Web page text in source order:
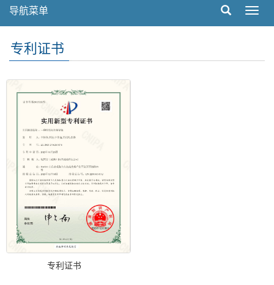
导
导航菜单
专利证书
专利证书